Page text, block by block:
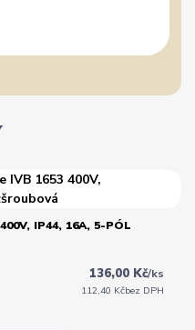
IP44, 16A, 5-PÓL
136,00 Kč/ks
112,40 Kčbez DPH